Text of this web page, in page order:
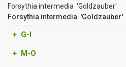
Forsythia intermedia 'Goldzauber'
Forsythia intermedia 'Goldzauber'
+ G-I
+ M-O